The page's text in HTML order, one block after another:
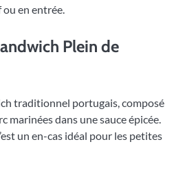
en entrée.
Plein de
traditionnel portugais, composé
marinées dans une sauce épicée.
un en-cas idéal pour les petites